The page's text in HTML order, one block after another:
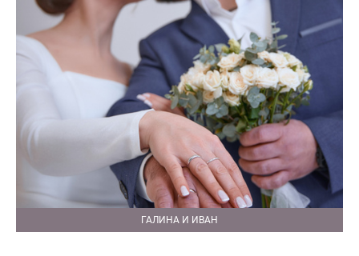
ГАЛИНА И ИВАН